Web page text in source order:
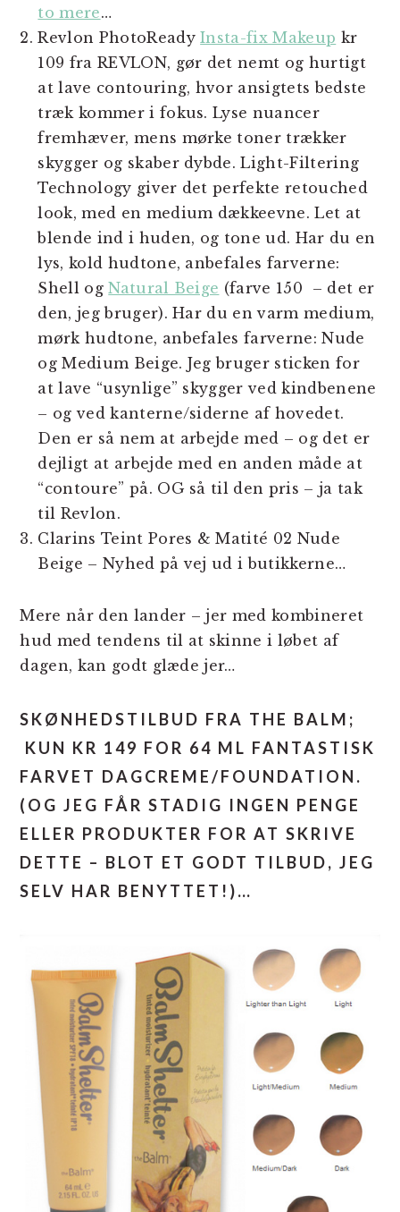
to mere…
Revlon PhotoReadyInsta-fix Makeup kr
109 fra REVLON, gør det nemt og hurtigt
at lave contouring, hvor ansigtets bedste
træk kommer i fokus. Lyse nuancer
fremhæver, mens mørke toner trækker
skygger og skaber dybde. Light-Filtering
Technology giver det perfekte retouched
look, med en medium dækkeevne. Let at
blende ind i huden, og tone ud. Har du en
lys, kold hudtone, anbefales farverne:
Shell ogNatural Beige (farve 150 – det er
den, jeg bruger). Har du en varm medium,
mørk hudtone, anbefales farverne: Nude
og Medium Beige. Jeg bruger sticken for
at lave “usynlige” skygger ved kindbenene
– og ved kanterne/siderne af hovedet.
Den er så nem at arbejde med – og det er
dejligt at arbejde med en anden måde at
“contoure” på. OG så til den pris – ja tak
til Revlon.
Clarins Teint Pores & Matité 02 Nude
Beige – Nyhed på vej ud i butikkerne…
Mere når den lander – jer med kombineret
hud med tendens til at skinne i løbet af
dagen, kan godt glæde jer…
SKØNHEDSTILBUD FRA THE BALM;
KUN KR 149 FOR 64 ML FANTASTISK
FARVET DAGCREME/FOUNDATION.
(OG JEG FÅR STADIG INGEN PENGE
ELLER PRODUKTER FOR AT SKRIVE
DETTE – BLOT ET GODT TILBUD, JEG
SELV HAR BENYTTET!)…